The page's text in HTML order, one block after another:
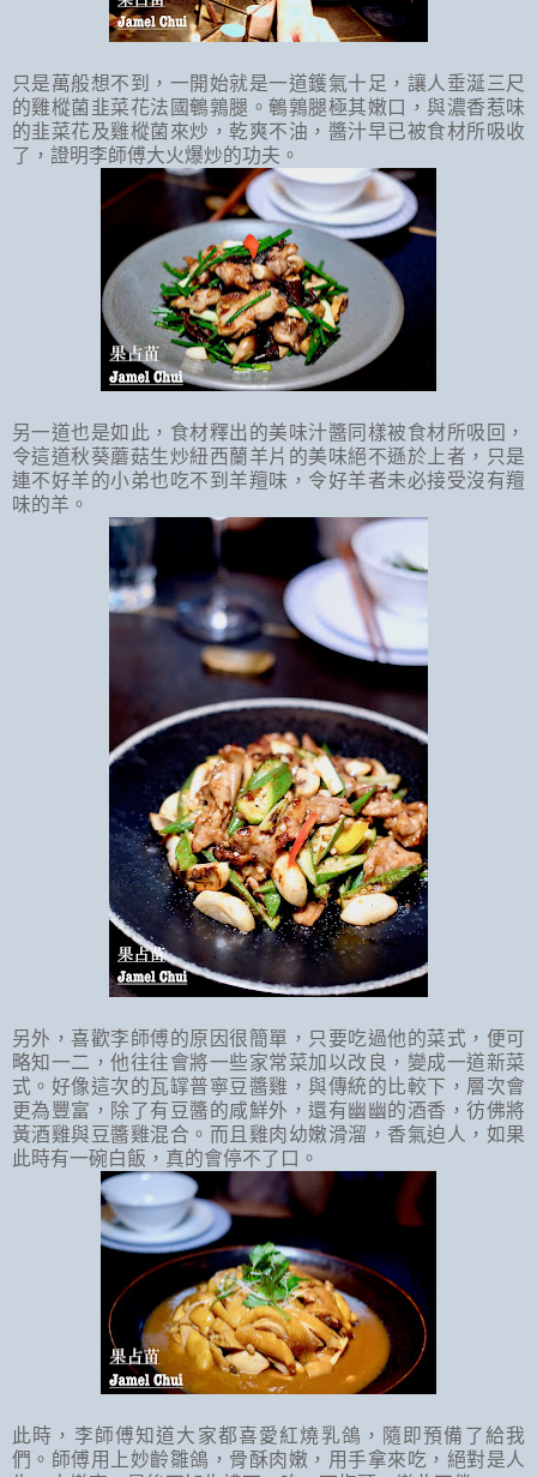
只是萬般想不到，一開始就是一道鑊氣十足，讓人垂涎三尺
的雞樅菌韭菜花法國鵪鶉腿。鵪鶉腿極其嫩口，與濃香惹味
的韭菜花及雞樅菌來炒，乾爽不油，醬汁早已被食材所吸收
了，證明李師傅大火爆炒的功夫。
另一道也是如此，食材釋出的美味汁醬同樣被食材所吸回，
令這道秋葵蘑菇生炒紐西蘭羊片的美味絕不遜於上者，只是
連不好羊的小弟也吃不到羊羶味，令好羊者未必接受沒有羶
味的羊。
另外，喜歡李師傅的原因很簡單，只要吃過他的菜式，便可
略知一二，他往往會將一些家常菜加以改良，變成一道新菜
式。好像這次的瓦罉普寧豆醬雞，與傳統的比較下，層次會
更為豐富，除了有豆醬的咸鮮外，還有幽幽的酒香，彷佛將
黃酒雞與豆醬雞混合。而且雞肉幼嫩滑溜，香氣迫人，如果
此時有一碗白飯，真的會停不了口。
此時，李師傅知道大家都喜愛紅燒乳鴿，隨即預備了給我
們。師傅用上妙齡雛鴿，骨酥肉嫩，用手拿來吃，絕對是人